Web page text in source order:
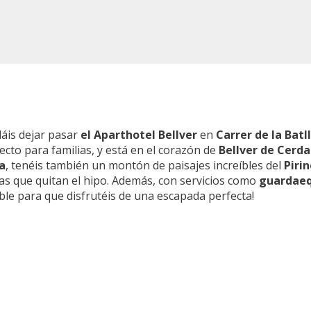
dejar pasar el Aparthotel Bellveren Carrer de la
para familias, y está en el corazón de Bellver de
, tenéis también un montón de paisajes increíbles del
que quitan el hipo. Además, con servicios como
para que disfrutéis de una escapada perfecta!